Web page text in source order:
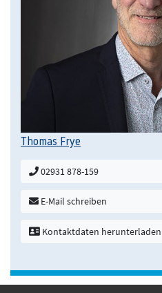
Thomas Frye
02931 878-159
E-Mail schreiben
Kontaktdaten herunterladen